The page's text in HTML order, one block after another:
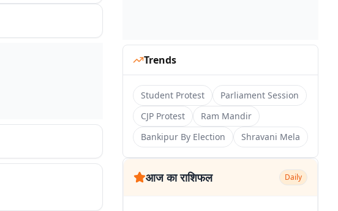
Trends
Student Protest
Parliament Session
CJP Protest
Ram Mandir
Bankipur By Election
Shravani Mela
आज का राशिफल Daily